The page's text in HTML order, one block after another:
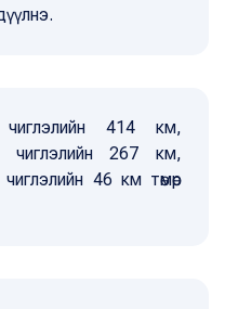
чиглэлийн 414 км,
чиглэлийн 267 км,
46 км төмөр